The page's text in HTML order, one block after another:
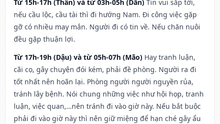
Từ 15h-17h (Thân) và từ 03h-05h (Dần) Tin vui sắp tới,
nếu cầu lộc, cầu tài thì đi hướng Nam. Đi công việc gặp
gỡ có nhiều may mắn. Người đi có tin về. Nếu chăn nuôi
đều gặp thuận lợi.
Từ 17h-19h (Dậu) và từ 05h-07h (Mão) Hay tranh luận,
cãi cọ, gây chuyện đói kém, phải đề phòng. Người ra đi
tốt nhất nên hoãn lại. Phòng người người nguyền rủa,
tránh lây bệnh. Nói chung những việc như hội họp, tranh
luận, việc quan,…nên tránh đi vào giờ này. Nếu bắt buộc
phải đi vào giờ này thì nên giữ miệng để hạn ché gây ẩu